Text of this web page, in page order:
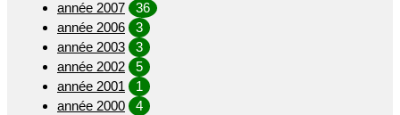
année 2007
36
année 2006
3
année 2003
3
année 2002
5
année 2001
1
année 2000
4